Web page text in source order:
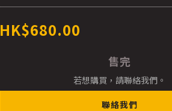
HK$680.00
售完
若想購買，請聯絡我們。
聯絡我們